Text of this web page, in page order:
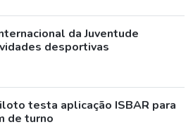
da Juventude
desportivas
testa aplicação ISBAR para
de turno